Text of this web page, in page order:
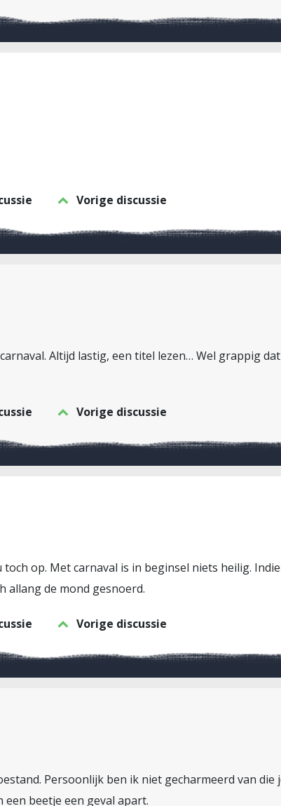
Vorige discussie
Altijd lastig, een titel lezen… Wel grappig
Vorige discussie
op. Met carnaval is in beginsel niets heilig.
allang de mond gesnoerd.
Vorige discussie
Persoonlijk ben ik niet gecharmeerd van
een beetje een geval apart.